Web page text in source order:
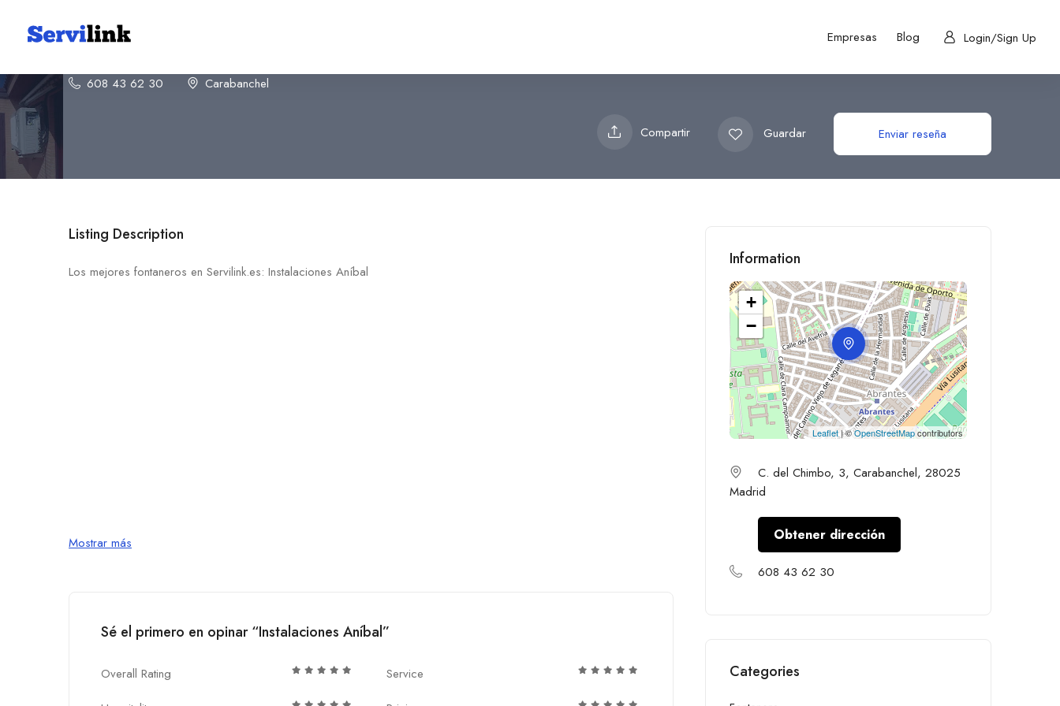
Empresas Blog Login/Sign Up
Instalaciones Aníbal
608 43 62 30 Carabanchel
Compartir Guardar Enviar reseña
Listing Description
Los mejores fontaneros en Servilink.es: Instalaciones Aníbal
Mostrar más
Sé el primero en opinar “Instalaciones Aníbal”
Overall Rating
Service
Information
+
−
Leaflet| ©OpenStreetMapcontributors
C. del Chimbo, 3, Carabanchel, 28025
Madrid
Obtener dirección
608 43 62 30
Categories